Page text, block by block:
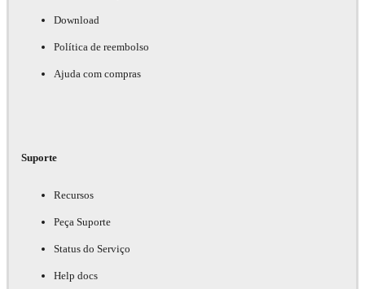
Download
Política de reembolso
Ajuda com compras
Suporte
Recursos
Peça Suporte
Status do Serviço
Help docs